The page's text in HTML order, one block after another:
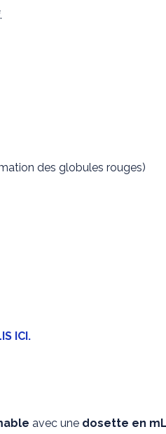
des globules rouges)
ICI.
avec une dosette en mL